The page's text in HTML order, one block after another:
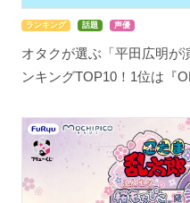
ランキング 話題 声優
オタクが選ぶ「平田広明が
ンキングTOP10！1位は『